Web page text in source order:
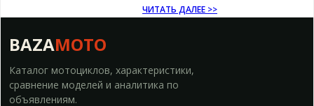
ЧИТАТЬ ДАЛЕЕ >>
BAZAMOTO
Каталог мотоциклов, характеристики,
сравнение моделей и аналитика по
объявлениям.